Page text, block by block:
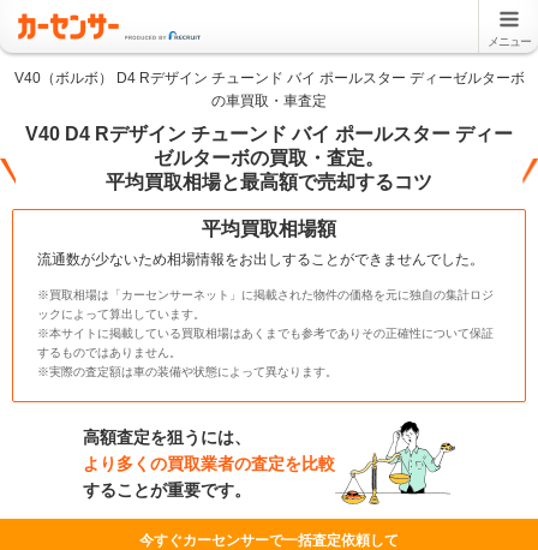
メニュー
V40（ボルボ） D4 Rデザイン チューンド バイ ポールスター ディーゼルターボ
の車買取・車査定
V40 D4 Rデザイン チューンド バイ ポールスター ディー
ゼルターボの買取・査定。
平均買取相場と最高額で売却するコツ
平均買取相場額
流通数が少ないため相場情報をお出しすることができませんでした。
※買取相場は「カーセンサーネット」に掲載された物件の価格を元に独自の集計ロジ
ックによって算出しています。
※本サイトに掲載している買取相場はあくまでも参考でありその正確性について保証
するものではありません。
※実際の査定額は車の装備や状態によって異なります。
高額査定を狙うには、
より多くの買取業者の査定を比較
することが重要です。
今すぐカーセンサーで一括査定依頼して